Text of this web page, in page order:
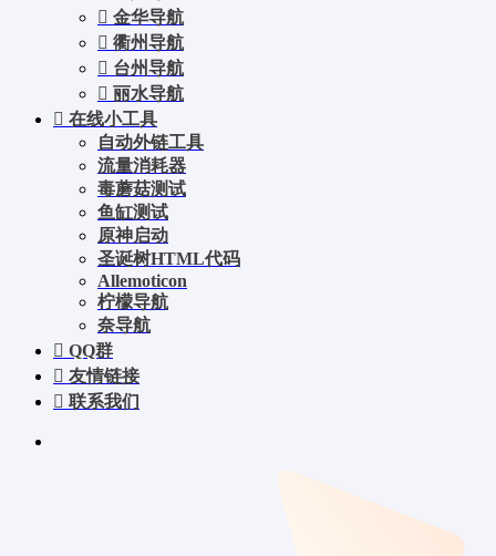
金华导航
衢州导航
台州导航
丽水导航
在线小工具
自动外链工具
流量消耗器
毒蘑菇测试
鱼缸测试
原神启动
圣诞树HTML代码
Allemoticon
柠檬导航
奈导航
QQ群
友情链接
联系我们